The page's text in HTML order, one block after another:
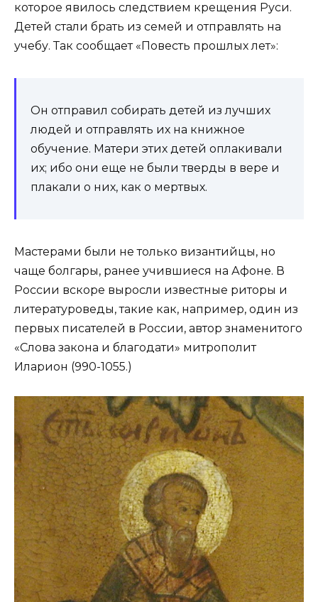
которое явилось следствием крещения Руси.
Детей стали брать из семей и отправлять на
учебу. Так сообщает «Повесть прошлых лет»:
Он отправил собирать детей из лучших
людей и отправлять их на книжное
обучение. Матери этих детей оплакивали
их; ибо они еще не были тверды в вере и
плакали о них, как о мертвых.
Мастерами были не только византийцы, но
чаще болгары, ранее учившиеся на Афоне. В
России вскоре выросли известные риторы и
литературоведы, такие как, например, один из
первых писателей в России, автор знаменитого
«Слова закона и благодати» митрополит
Иларион (990-1055.)